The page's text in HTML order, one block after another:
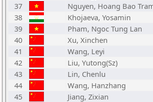
37
Nguyen, Hoang Bao
38
Khojaeva, Yosamin
39
Pham, Ngoc Tung Lan
40
Xu, Xinchen
41
Wang, Leyi
42
Liu, Yutong(Sz)
43
Lin, Chenlu
44
Wang, Hanzhang
45
Jiang, Zixian